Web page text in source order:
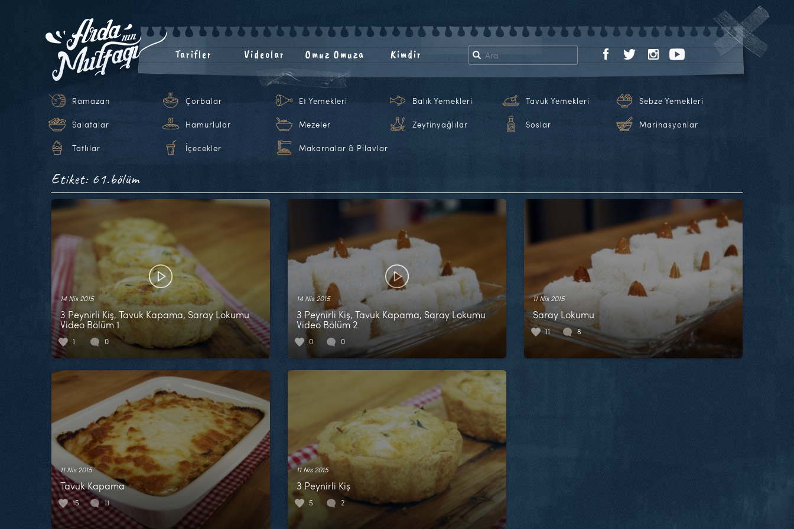
Tarifler Videolar Omuz Omuza Kimdir
Ramazan Çorbalar Et Yemekleri Balık Yemekleri Tavuk Yemekleri Sebze Yemekleri
Salatalar Hamurlular Mezeler Zeytinyağlılar Soslar Marinasyonlar
Tatlılar İçecekler Makarnalar & Pilavlar
Etiket: 61.bölüm
14 Nis 2015
3 Peynirli Kiş, Tavuk Kapama, Saray Lokumu
Video Bölüm 1
1 0
14 Nis 2015
3 Peynirli Kiş, Tavuk Kapama, Saray Lokumu
Video Bölüm 2
0 0
11 Nis 2015
Saray Lokumu
11 8
11 Nis 2015
Tavuk Kapama
15 11
11 Nis 2015
3 Peynirli Kiş
5 2